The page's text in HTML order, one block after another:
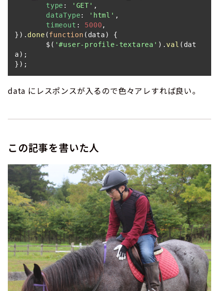
type : 'GET' ,
dataType: 'html' ,
timeout : 5000,
}). done (function ( data) {
	$(
'#user-profile-textarea' ).val (dat
a);
});
data にレスポンスが入るので色々アレすれば良い。
この記事を書いた人